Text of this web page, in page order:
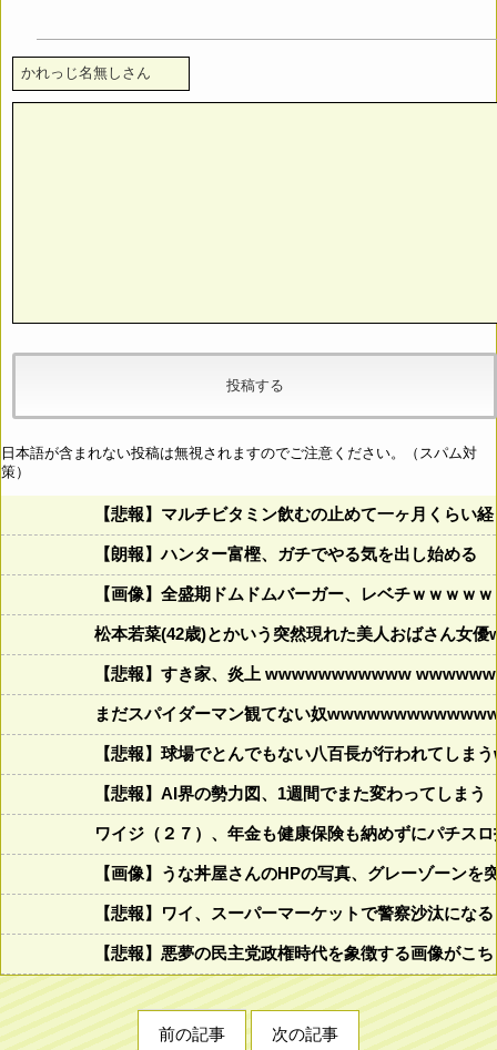
日本語が含まれない投稿は無視されますのでご注意ください。（スパム対
策）
【悲報】マルチビタミン飲むの止めて一ヶ月くらい
【朗報】ハンター富樫、ガチでやる気を出し始める
【画像】全盛期ドムドムバーガー、レベチｗｗｗｗ
松本若菜(42歳)とかいう突然現れた美人おばさん女優
【悲報】すき家、炎上 wwwwwwwwwww
まだスパイダーマン観てない奴
【悲報】球場でとんでもない八百長が行われてし
【悲報】AI界の勢力図、1週間でまた変わってしまう
ワイジ（２７）、年金も健康保険も納めずにパチス
【画像】うな丼屋さんのHPの写真、グレーゾーンを
【悲報】ワイ、スーパーマーケットで警察沙汰にな
【悲報】悪夢の民主党政権時代を象徴する画像がこ
前の記事 次の記事